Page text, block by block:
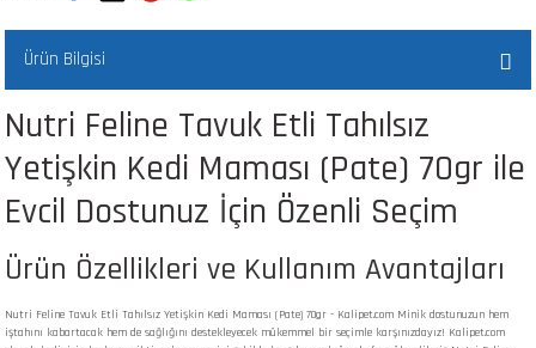
Ürün Bilgisi
Nutri Feline Tavuk Etli Tahılsız
Yetişkin Kedi Maması (Pate) 70gr ile
Evcil Dostunuz İçin Özenli Seçim
Ürün Özellikleri ve Kullanım Avantajları
Nutri Feline Tavuk Etli Tahılsız Yetişkin Kedi Maması (Pate) 70gr - Kalipet.com Minik dostunuzun hem
iştahını kabartacak hem de sağlığını destekleyecek mükemmel bir seçimle karşınızdayız! Kalipet.com